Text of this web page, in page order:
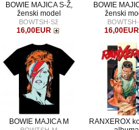
BOWIE MAJICA S-Ž,
ženski model
BOWTSH-Sž
16,00EUR
BOWIE
ženski
16,00EUR
BOWIE MAJICA M
RANXEROX